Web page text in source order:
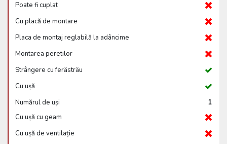
Poate fi cuplat
Cu placă de montare
Placa de montaj reglabilă la adâncime
Montarea peretilor
Strângere cu ferăstrău
Cu ușă
Numărul de uși
1
Cu ușă cu geam
Cu ușă de ventilație